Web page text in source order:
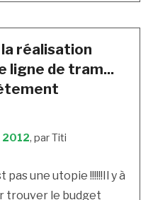
réalisation
ligne de tram...
, par Titi
pas une utopie !!!!!!Il y à
trouver le budget